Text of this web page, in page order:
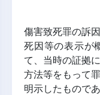
傷害致死罪の訴
死因等の表示が
て、当時の証拠
方法等をもって
明示したもので